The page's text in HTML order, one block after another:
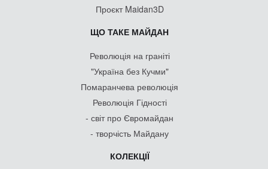
Проєкт Maidan3D
ЩО ТАКЕ МАЙДАН
Революція на граніті
"Україна без Кучми"
Помаранчева революція
Революція Гідності
- світ про Євромайдан
- творчість Майдану
КОЛЕКЦІЇ